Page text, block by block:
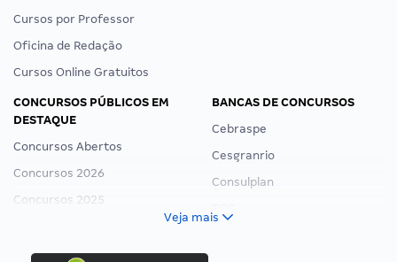
Cursos por Professor
Oficina de Redação
Cursos Online Gratuitos
CONCURSOS PÚBLICOS EM
DESTAQUE
Concursos Abertos
Concursos 2026
Concursos 2025
Concurso Ibama
BANCAS DE CONCURSOS
Cebraspe
Cesgranrio
Consulplan
Veja mais